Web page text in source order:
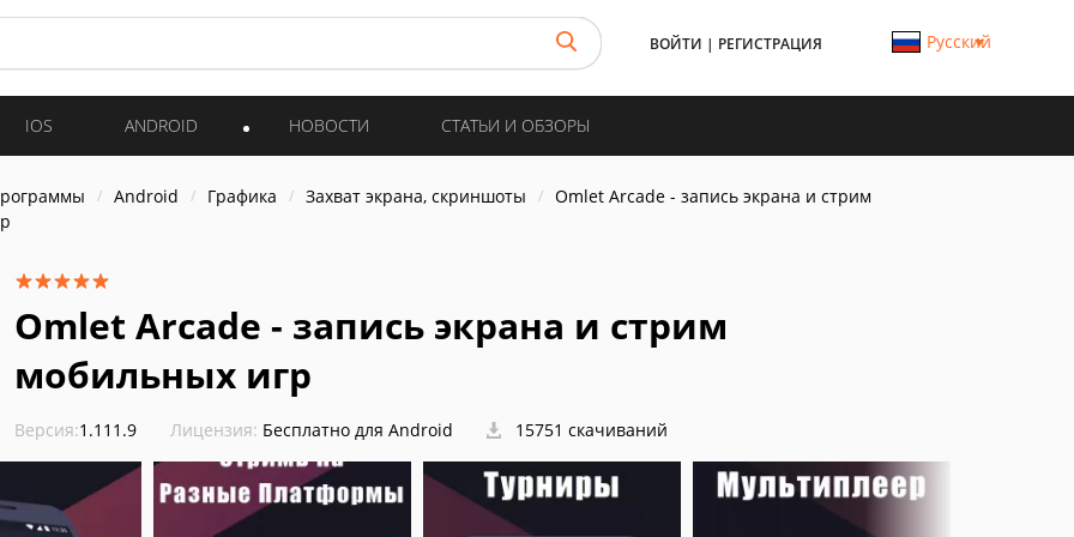
ВОЙТИ | РЕГИСТРАЦИЯ Русский
IOS ANDROID НОВОСТИ СТАТЬИ И ОБЗОРЫ
Android Графика Захват экрана, скриншоты
Omlet Arcade - запись экрана и стрим
Omlet Arcade - запись экрана и стрим
мобильных игр
Версия:1.111.9 Лицензия: Бесплатно для Android 15751 скачиваний